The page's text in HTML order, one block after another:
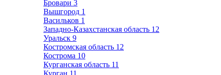
Бровари 3
Вышгород 1
Васильков 1
Западно-Казахстанская область 12
Уральск 9
Костромская область 12
Кострома 10
Курганская область 11
Курган 11